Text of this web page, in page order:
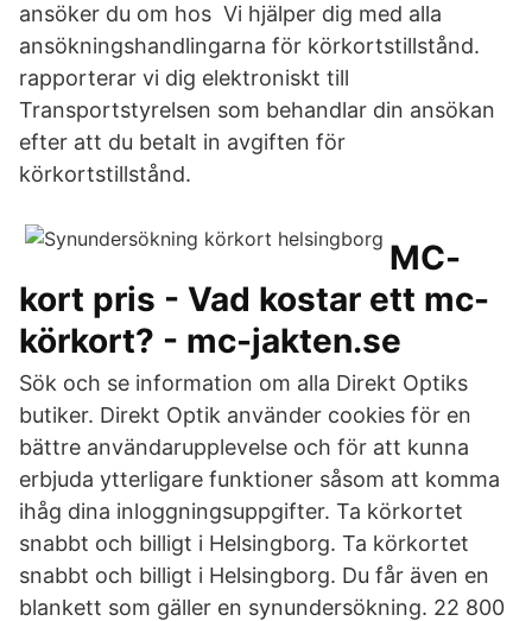
ansöker du om hos Vi hjälper dig med alla
ansökningshandlingarna för körkortstillstånd.
rapporterar vi dig elektroniskt till
Transportstyrelsen som behandlar din ansökan
efter att du betalt in avgiften för
körkortstillstånd.
MC-
kort pris - Vad kostar ett mc-
körkort? - mc-jakten.se
Sök och se information om alla Direkt Optiks
butiker. Direkt Optik använder cookies för en
bättre användarupplevelse och för att kunna
erbjuda ytterligare funktioner såsom att komma
ihåg dina inloggningsuppgifter. Ta körkortet
snabbt och billigt i Helsingborg. Ta körkortet
snabbt och billigt i Helsingborg. Du får även en
blankett som gäller en synundersökning. 22 800